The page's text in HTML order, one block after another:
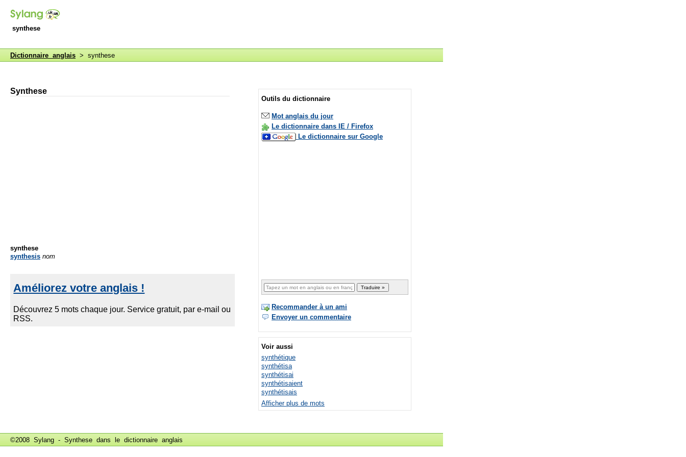
synthese
Dictionnaire anglais > synthese
Synthese
synthese
synthesis nom
Outils du dictionnaire
Mot anglais du jour
Le dictionnaire dans IE / Firefox
Le dictionnaire sur Google
Recommander à un ami
Envoyer un commentaire
Voir aussi
synthétique
synthétisa
synthétisai
synthétisaient
synthétisais
Afficher plus de mots
©2008 Sylang - Synthese dans le dictionnaire anglais